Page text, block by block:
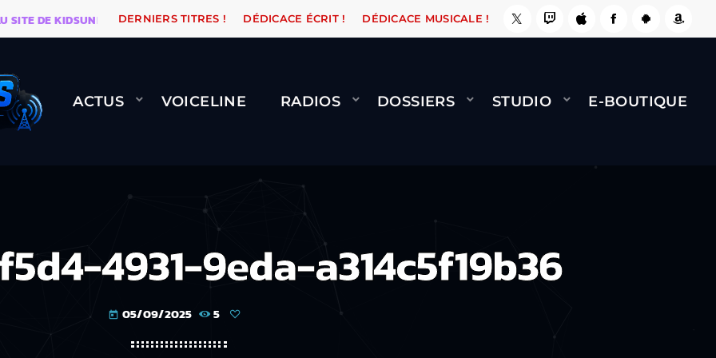
KIDSUNE WARÉTRO ORANGE ROAD QUI PASSE, ÇA LE FAIT ! NAMI BERNARD MINET - FLY
DERNIERS TITRES ! DÉDICACE ÉCRIT ! DÉDICACE MUSICALE !
ACTUS VOICELINE RADIOS DOSSIERS STUDIO E-BOUTIQUE
4931-9eda-a314c5f19b36
today 05/09/2025 5